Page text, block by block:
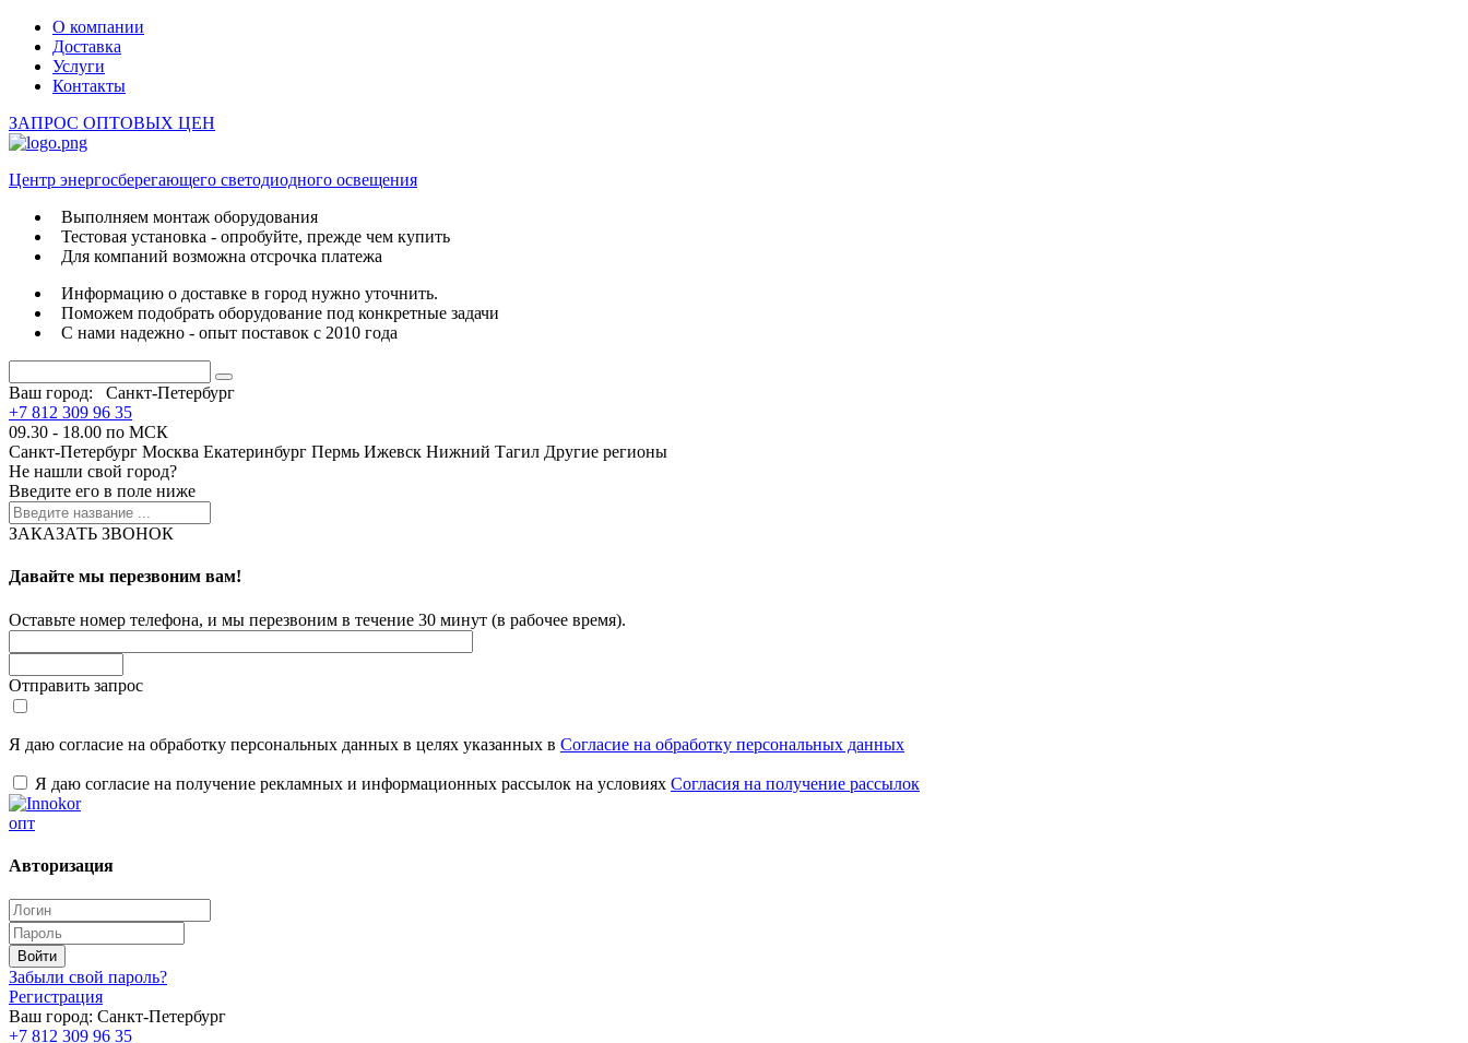
О компании
Доставка
Услуги
Контакты
ЗАПРОС ОПТОВЫХ ЦЕН
Центр энергосберегающего светодиодного освещения
Выполняем монтаж оборудования
Тестовая установка - опробуйте, прежде чем купить
Для компаний возможна отсрочка платежа
Информацию о доставке в город нужно уточнить.
Поможем подобрать оборудование под конкретные задачи
С нами надежно - опыт поставок с 2010 года
Ваш город:
Санкт-Петербург
+7 812 309 96 35
09.30 - 18.00 по МСК
Санкт-Петербург Москва Екатеринбург Пермь Ижевск Нижний Тагил Другие регионы
Не нашли свой город?
Введите его в поле ниже
ЗАКАЗАТЬ ЗВОНОК
Давайте мы перезвоним вам!
Оставьте номер телефона, и мы перезвоним в течение 30 минут (в рабочее время).
Отправить запрос
Я даю согласие на обработку персональных данных в целях указанных в Согласие на обработку персональных данных
Я даю согласие на получение рекламных и информационных рассылок на условиях Согласия на получение рассылок
опт
Авторизация
Забыли свой пароль?
Регистрация
Ваш город: Санкт-Петербург
+7 812 309 96 35